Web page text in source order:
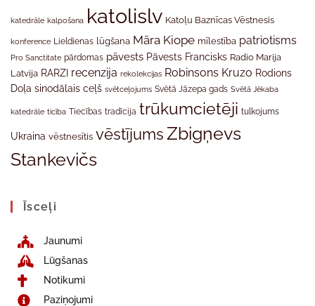
katedrāle kalpošana katolislv Katoļu Baznīcas Vēstnesis
konference Lieldienas lūgšana Māra Kiope mīlestība patriotisms
Pro Sanctitate pārdomas pāvests Pāvests Francisks Radio Marija
Latvija RARZI recenzija rekolekcijas Robinsons Kruzo Rodions
Doļa sinodālais ceļš svētceļojums Svētā Jāzepa gads Svētā Jēkaba
katedrāle ticība Tiecības tradīcija trūkumcietēji tulkojums
Ukraina vēstnesītis vēstījumsZbigņevs
Stankevičs
Īsceļi
Jaunumi
Lūgšanas
Notikumi
Paziņojumi